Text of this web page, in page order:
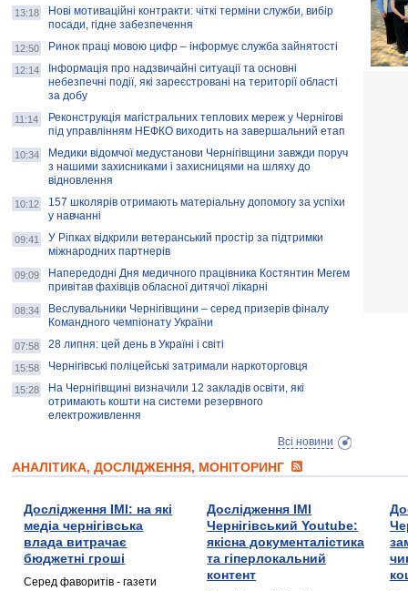
13:18
Нові мотиваційні контракти: чіткі терміни служби, вибір
посади, гідне забезпечення
12:50 Ринок праці мовою цифр – інформує служба зайнятості
12:14
Інформація про надзвичайні ситуації та основні
небезпечні події, які зареєстровані на території області
за добу
11:14
Реконструкція магістральних теплових мереж у Чернігові
під управлінням НЕФКО виходить на завершальний етап
10:34
Медики відомчої медустанови Чернігівщини завжди поруч
з нашими захисниками і захисницями на шляху до
відновлення
10:12
157 школярів отримають матеріальну допомогу за успіхи
у навчанні
09:41
У Ріпках відкрили ветеранський простір за підтримки
міжнародних партнерів
09:09
Напередодні Дня медичного працівника Костянтин Мегем
привітав фахівців обласної дитячої лікарні
08:34
Веслувальники Чернігівщини – серед призерів фіналу
Командного чемпіонату України
07:58 28 липня: цей день в Україні і світі
15:58 Чернігівські поліцейські затримали наркоторговця
15:28
На Чернігівщині визначили 12 закладів освіти, які
отримають кошти на системи резервного
електроживлення
Всі новини
АНАЛІТИКА, ДОСЛІДЖЕННЯ, МОНІТОРИНГ
Дослідження ІМІ: на які
медіа чернігівська
влада витрачає
бюджетні гроші
Серед фаворитів - газети
Дослідження ІМІ
Чернігівський Youtube:
якісна документалістика
та гіперлокальний
контент